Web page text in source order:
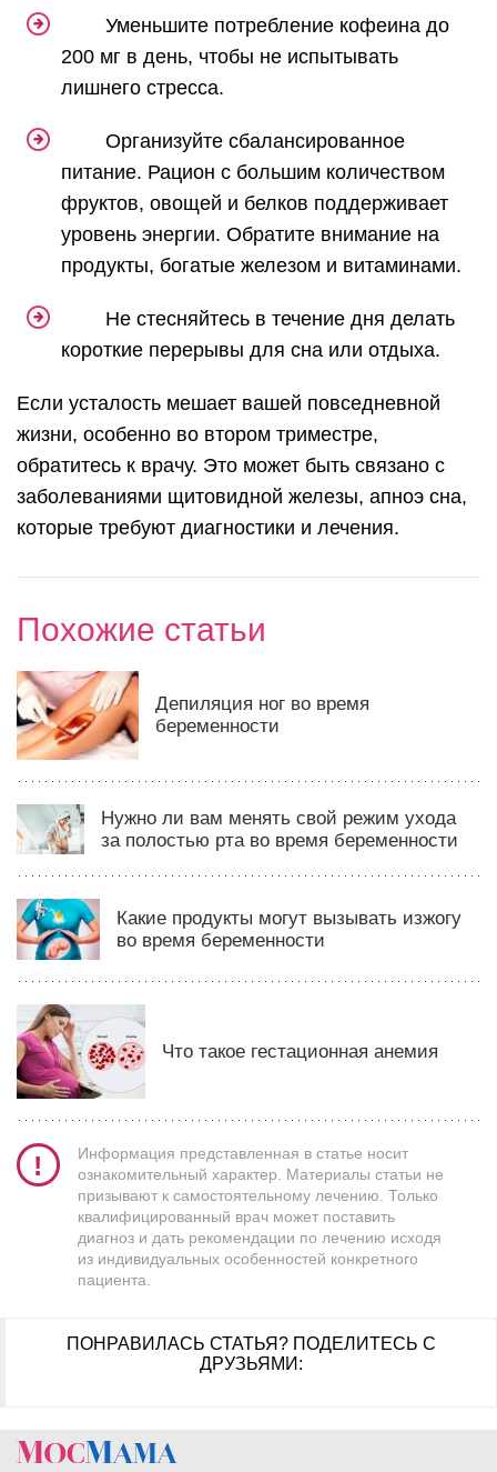
Уменьшите потребление кофеина до
200 мг в день, чтобы не испытывать
лишнего стресса.
Организуйте сбалансированное
питание. Рацион с большим количеством
фруктов, овощей и белков поддерживает
уровень энергии. Обратите внимание на
продукты, богатые железом и витаминами.
Не стесняйтесь в течение дня делать
короткие перерывы для сна или отдыха.
Если усталость мешает вашей повседневной
жизни, особенно во втором триместре,
обратитесь к врачу. Это может быть связано с
заболеваниями щитовидной железы, апноэ сна,
которые требуют диагностики и лечения.
Похожие статьи
Депиляция ног во время
беременности
Нужно ли вам менять свой режим ухода
за полостью рта во время беременности
Какие продукты могут вызывать изжогу
во время беременности
Что такое гестационная анемия
Информация представленная в статье носит
ознакомительный характер. Материалы статьи не
призывают к самостоятельному лечению. Только
квалифицированный врач может поставить
диагноз и дать рекомендации по лечению исходя
из индивидуальных особенностей конкретного
пациента.
ПОНРАВИЛАСЬ СТАТЬЯ? ПОДЕЛИТЕСЬ С
ДРУЗЬЯМИ: